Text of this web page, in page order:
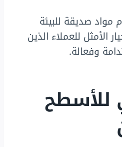
مواد صديقة للبيئة
الأمثل للعملاء الذين
وفعالة.